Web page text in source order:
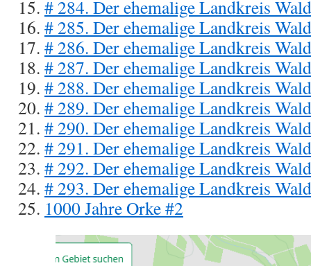
# 284. Der ehemalige Landkreis
# 285. Der ehemalige Landkreis
# 286. Der ehemalige Landkreis
# 287. Der ehemalige Landkreis
# 288. Der ehemalige Landkreis
# 289. Der ehemalige Landkreis
# 290. Der ehemalige Landkreis
# 291. Der ehemalige Landkreis
# 292. Der ehemalige Landkreis
# 293. Der ehemalige Landkreis
1000 Jahre Orke #2